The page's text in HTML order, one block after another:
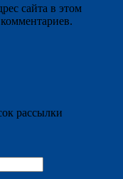
сайта в этом
рассылки